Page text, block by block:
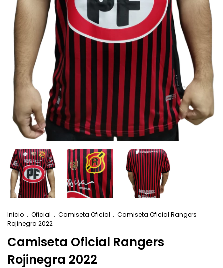
Inicio . Oficial . Camiseta Oficial . Camiseta Oficial Rangers
Rojinegra 2022
Camiseta Oficial Rangers
Rojinegra 2022